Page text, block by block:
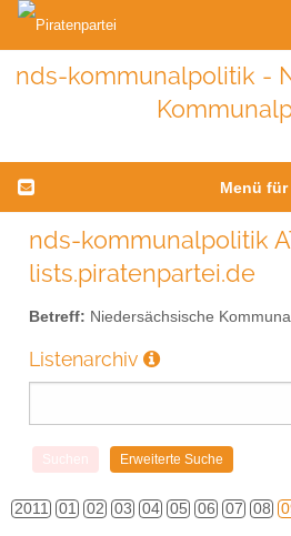
nds-kommunalpolitik -
Menü
nds-kommunalpolitik
lists.piratenpartei.de
Betreff: Niedersächsische
Listenarchiv
2011 01 02 03 04 05 06 07 08